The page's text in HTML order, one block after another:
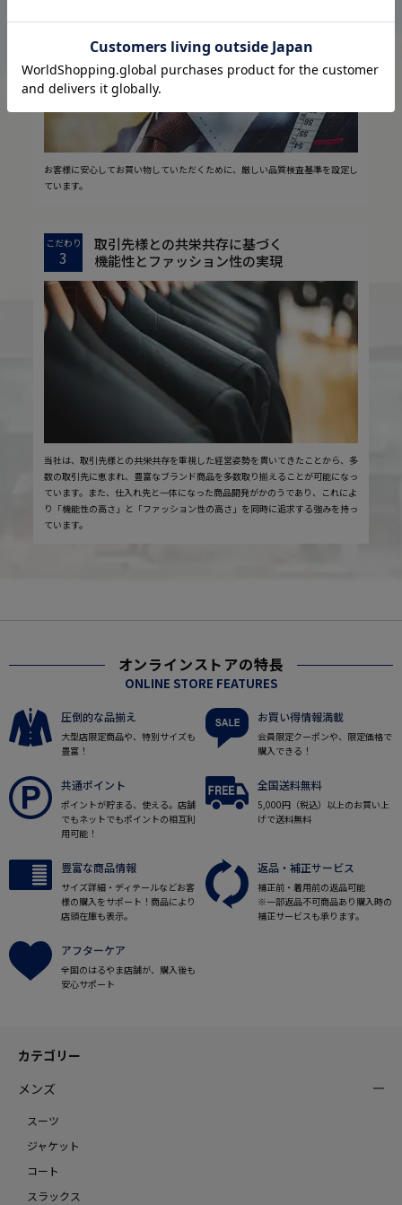
お客様に安心してお買い物していただくために、厳しい品質検査基準を設定し
ています。
こだわり
3
取引先様との共栄共存に基づく
機能性とファッション性の実現
当社は、取引先様との共栄共存を重視した経営姿勢を貫いてきたことから、多
数の取引先に恵まれ、豊富なブランド商品を多数取り揃えることが可能になっ
ています。また、仕入れ先と一体になった商品開発がかのうであり、これによ
り「機能性の高さ」と「ファッション性の高さ」を同時に追求する強みを持っ
ています。
オンラインストアの特長
ONLINE STORE FEATURES
圧倒的な品揃え
大型店限定商品や、特別サイズも
豊富！
お買い得情報満載
会員限定クーポンや、限定価格で
購入できる！
共通ポイント
ポイントが貯まる、使える。店舗
でもネットでもポイントの相互利
用可能！
全国送料無料
5,000円（税込）以上のお買い上
げで送料無料
豊富な商品情報
サイズ詳細・ディテールなどお客
様の購入をサポート！商品により
店頭在庫も表示。
返品・補正サービス
補正前・着用前の返品可能
※一部返品不可商品あり購入時の
補正サービスも承ります。
アフターケア
全国のはるやま店舗が、購入後も
安心サポート
カテゴリー
メンズ
スーツ
ジャケット
コート
スラックス